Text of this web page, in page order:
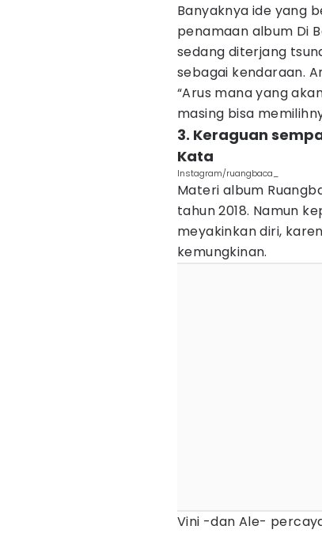
Banyaknya ide yang
penamaan album Di
sedang diterjang
sebagai kendaraan.
“Arus mana yang
masing bisa
3. Keraguan
Kata
Instagram/ruangbaca_
Materi album
tahun 2018. Namun
meyakinkan diri,
kemungkinan.
Vini -dan Ale-